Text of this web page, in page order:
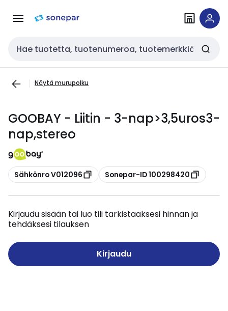
navigointiinsisältöön
Haku
Näytä murupolku
GOOBAY - Liitin - 3-nap>3,5uros3-
nap,stereo
Kopioi
Sähkönro V012096 Kopioi
Sonepar-ID 100298420
Kirjaudu sisään tai luo tili tarkistaaksesi hinnan ja
tehdäksesi tilauksen
Kirjaudu